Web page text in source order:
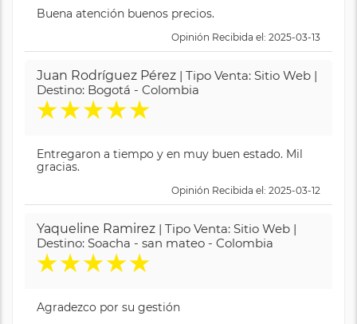
Buena atención buenos precios.
Opinión Recibida el: 2025-03-13
Juan Rodríguez Pérez | Tipo Venta: Sitio Web |
Destino: Bogotá - Colombia
★★★★★
Entregaron a tiempo y en muy buen estado. Mil
gracias.
Opinión Recibida el: 2025-03-12
Yaqueline Ramirez | Tipo Venta: Sitio Web |
Destino: Soacha - san mateo - Colombia
★★★★★
Agradezco por su gestión